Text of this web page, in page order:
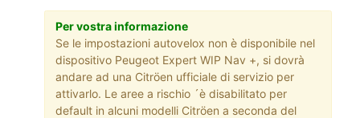
Per vostra informazione
Se le impostazioni autovelox non è disponibile nel
dispositivo Peugeot Expert WIP Nav +, si dovrà
andare ad una Citröen ufficiale di servizio per
attivarlo. Le aree a rischio ´è disabilitato per
default in alcuni modelli Citröen a seconda del